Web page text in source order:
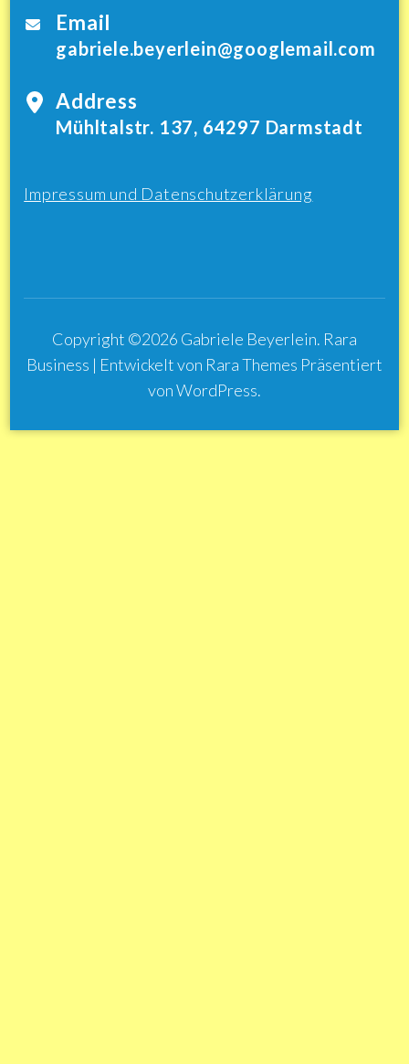
Email
gabriele.beyerlein@googlemail.com
Address
Mühltalstr. 137, 64297 Darmstadt
Impressum und Datenschutzerklärung
Copyright ©2026 Gabriele Beyerlein. Rara
Business | Entwickelt von Rara Themes Präsentiert
vonWordPress.